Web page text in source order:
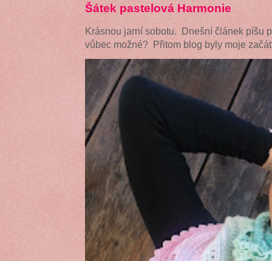
Šátek pastelová Harmonie
Krásnou jarní sobotu. Dnešní článek píšu
vůbec možné? Přitom blog byly moje